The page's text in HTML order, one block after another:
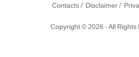
Contacts/ Disclaimer/
Copyright © 2026 - All Rights